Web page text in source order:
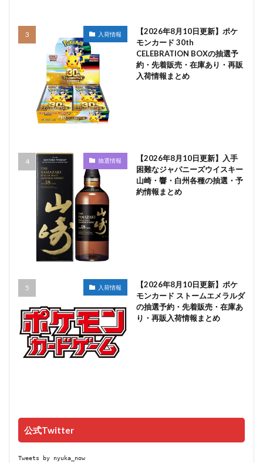
入荷情報
【2026年8月10日更新】ポケ
モンカード 30th
CELEBRATION BOXの抽選予
約・先着販売・在庫あり・再販
入荷情報まとめ
抽選情報
【2026年8月10日更新】入手
困難なジャパニーズウイスキー
山崎・響・白州各種の抽選・予
約情報まとめ
入荷情報
【2026年8月10日更新】ポケ
モンカード ストームエメラルダ
の抽選予約・先着販売・在庫あ
り・再販入荷情報まとめ
公式Twitter
Tweets by nyuka_now